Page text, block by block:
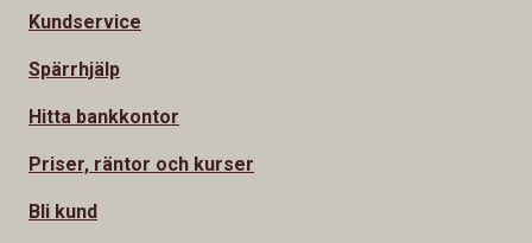
Kundservice
Spärrhjälp
Hitta bankkontor
Priser, räntor och kurser
Bli kund